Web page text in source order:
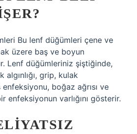
Bu lenf düğümleri çene ve
üzere baş ve boyun
Lenf düğümleriniz şiştiğinde,
algınlığı, grip, kulak
boğaz ağrısı ve
enfeksiyonun varlığını gösterir.